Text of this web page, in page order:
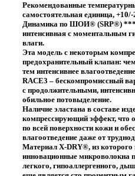
Рекомендованные
самостоятельная единица,
Динамика по ШОИ® (SRP®) ***
интенсивная с моментальным
влаги.
Эта модель с некоторым
предохранительный клапан:
тем интенсивнее
RACE3 – бескомпромиссный
с продолжительными,
обильное потовыделение.
Наличие эластана в составе
компрессирующий эффект, что
по всей поверхности кожи и
влагоотведение даже от
Материал X-DRY®, из
инновационные микроволокна
легкого, гипоаллергенного,